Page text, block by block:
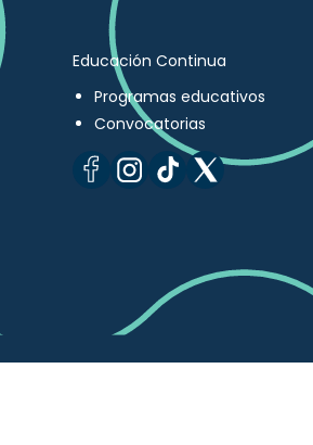
Educación Continua
Programas educativos
Convocatorias